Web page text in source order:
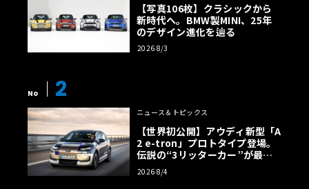
【写真106枚】クラシックから
新時代へ。BMW製MINI、25年
のデザイン進化を辿る
2026 8/3
No 2
ニュース＆トピックス
【世界初公開】アウディ新型「A
2 e-tron」プロトタイプ登場。
伝説の“3リッターカー”が最高
効率エントリーBEVとして復活
【画像38枚】
2026 8/4